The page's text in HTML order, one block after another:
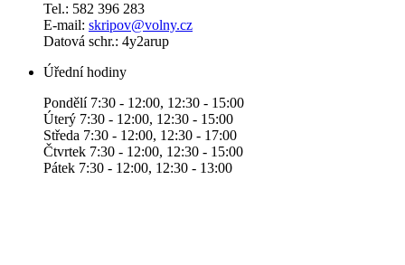
Tel.: 582 396 283
E-mail: skripov@volny.cz
Datová schr.: 4y2arup
Úřední hodiny
Pondělí 7:30 - 12:00, 12:30 - 15:00
Úterý 7:30 - 12:00, 12:30 - 15:00
Středa 7:30 - 12:00, 12:30 - 17:00
Čtvrtek 7:30 - 12:00, 12:30 - 15:00
Pátek 7:30 - 12:00, 12:30 - 13:00